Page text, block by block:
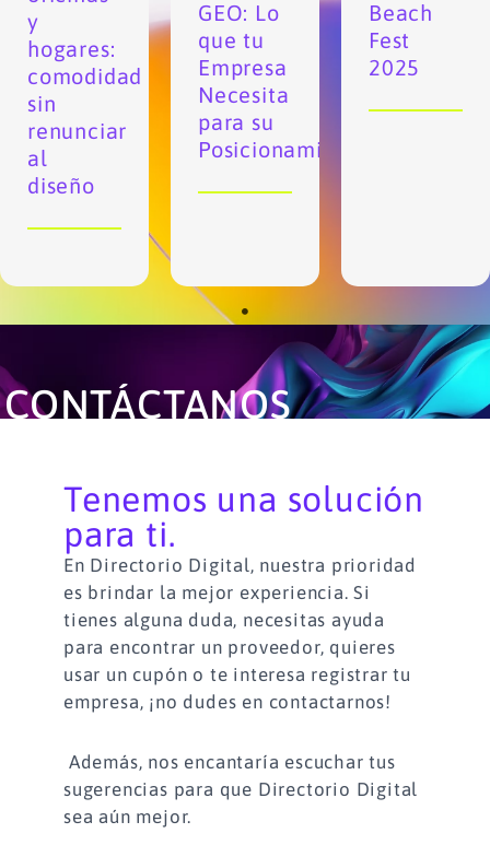
y
hogares:
comodidad
sin
renunciar
al
diseño
GEO: Lo
que tu
Empresa
Necesita
para su
Posicionamiento.
Beach
Fest
2025
CONTÁCTANOS
Tenemos una solución
para ti.
En Directorio Digital, nuestra prioridad
es brindar la mejor experiencia.Si
tienes alguna duda, necesitas ayuda
para encontrar un proveedor, quieres
usar un cupón o te interesa registrar tu
empresa, ¡no dudes en contactarnos!
Además, nos encantaría escuchar tus
sugerencias para que Directorio Digital
sea aún mejor.